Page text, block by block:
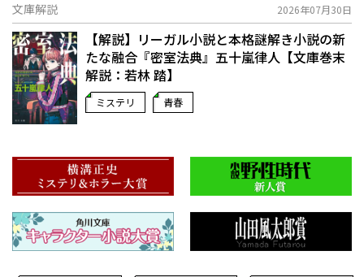
文庫解説 2026年07月30日
【解説】リーガル小説と本格謎解き小説の新
たな融合――『密室法典』五十嵐律人【文庫巻末
解説：若林 踏】
ミステリ 青春